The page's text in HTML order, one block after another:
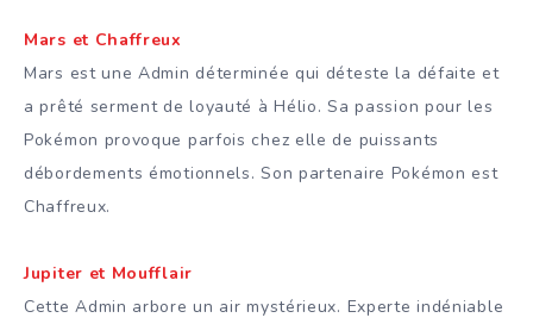
Mars et Chaffreux
Mars est une Admin déterminée qui déteste la défaite et
a prêté serment de loyauté à Hélio. Sa passion pour les
Pokémon provoque parfois chez elle de puissants
débordements émotionnels. Son partenaire Pokémon est
Chaffreux.
Jupiter et Moufflair
Cette Admin arbore un air mystérieux. Experte indéniable